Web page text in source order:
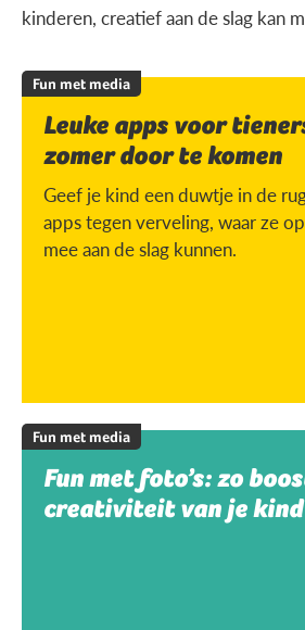
kinderen, creatief aan de slag kan
Fun met media
Leuke apps voor
zomer door te komen
Geef je kind een duwtje in de
apps tegen verveling, waar ze
mee aan de slag kunnen.
Fun met media
Fun met foto’s: zo
creativiteit van je kind